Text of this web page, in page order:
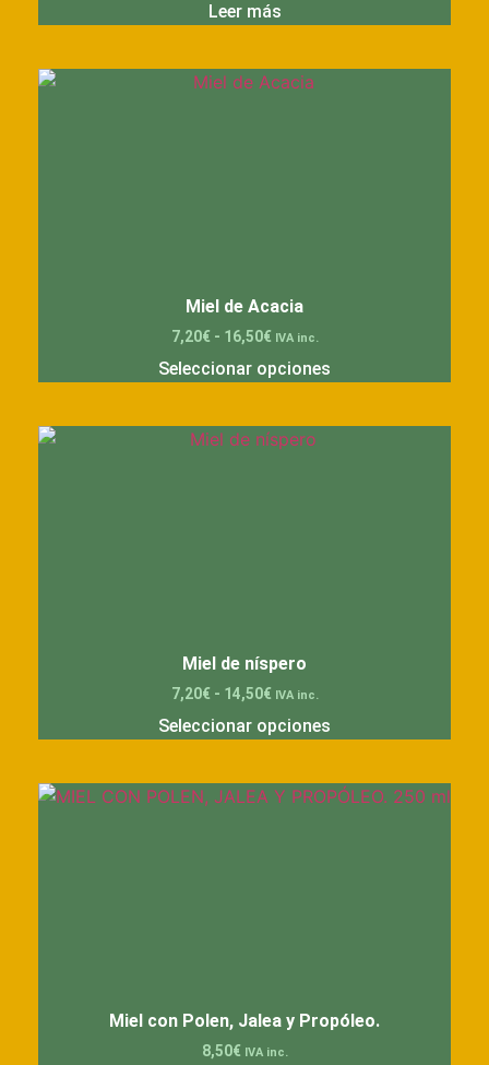
Leer más
Miel de Acacia
7,20€ - 16,50€ IVA inc.
Seleccionar opciones
Miel de níspero
7,20€ - 14,50€ IVA inc.
Seleccionar opciones
Miel con Polen, Jalea y Propóleo.
8,50€ IVA inc.